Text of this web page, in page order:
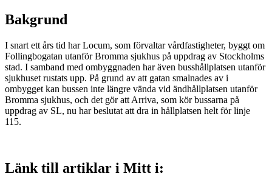
Bakgrund
I snart ett års tid har Locum, som förvaltar vårdfastigheter, byggt om
Follingbogatan utanför Bromma sjukhus på uppdrag av Stockholms
stad. I samband med ombyggnaden har även busshållplatsen utanför
sjukhuset rustats upp. På grund av att gatan smalnades av i
ombygget kan bussen inte längre vända vid ändhållplatsen utanför
Bromma sjukhus, och det gör att Arriva, som kör bussarna på
uppdrag av SL, nu har beslutat att dra in hållplatsen helt för linje
115.
Länk till artiklar i Mitt i: